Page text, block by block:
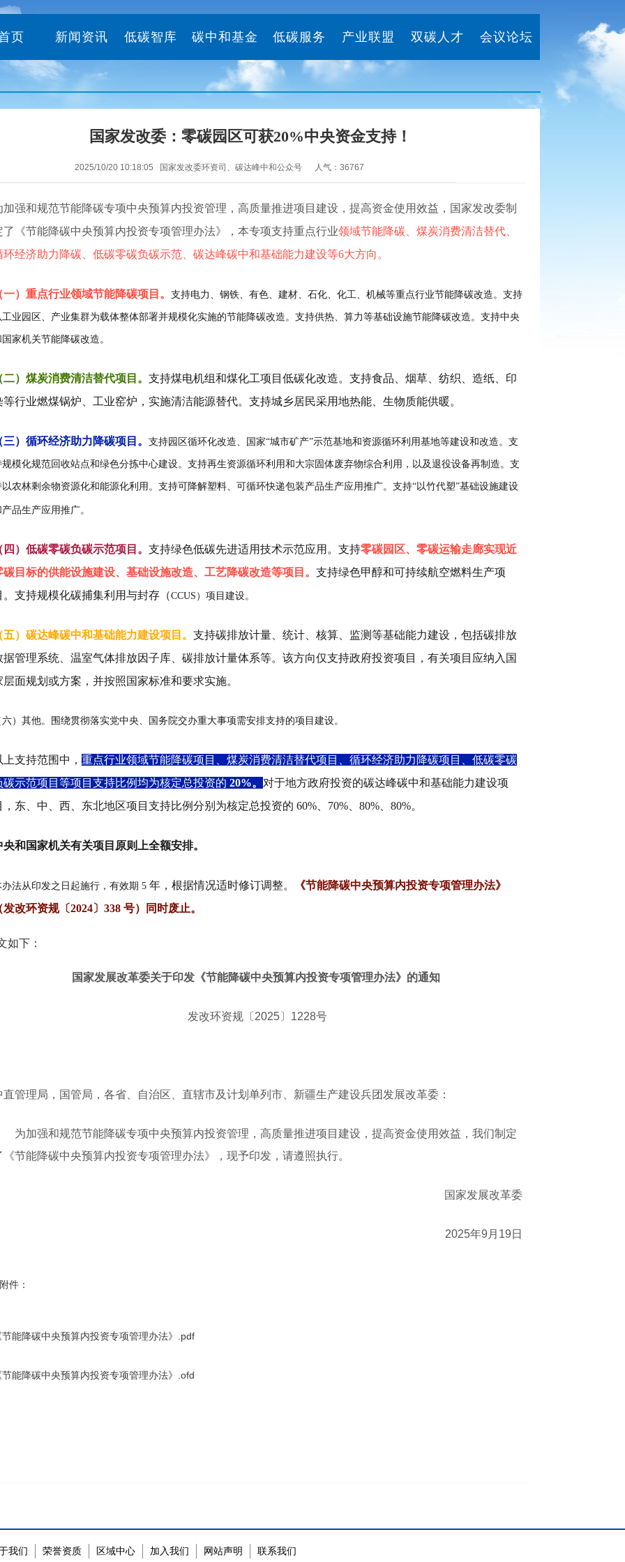
页 新闻资讯 低碳智库 碳中和基金 低碳服务 产业联盟 双碳人才 会议论坛
国家发改委：零碳园区可获20%中央资金支持！
2025/10/20 10:18:05 国家发改委环资司、碳达峰中和公众号 人气：36767
加强和规范节能降碳专项中央预算内投资管理，高质量推进项目建设，提高资金使用效益，国家发改委制
了《节能降碳中央预算内投资专项管理办法》，本专项支持重点行业领域节能降碳、煤炭消费清洁替代、
环经济助力降碳、低碳零碳负碳示范、碳达峰碳中和基础能力建设等6大方向。
一）重点行业领域节能降碳项目。 支持电力、钢铁、有色、建材、石化、化工、机械等重点行业节能降碳改造。支持
工业园区、产业集群为载体整体部署并规模化实施的节能降碳改造。支持供热、算力等基础设施节能降碳改造。支持中央
国家机关节能降碳改造。
二）煤炭消费清洁替代项目 。 支持煤电机组和煤化工项目低碳化改造。支持食品、烟草、纺织、造纸、印
等行业燃煤锅炉、工业窑炉，实施清洁能源替代。支持城乡居民采用地热能、生物质能供暖。
三）循环经济助力降碳项目。 支持园区循环化改造、国家“城市矿产”示范基地和资源循环利用基地等建设和改造。支
规模化规范回收站点和绿色分拣中心建设。支持再生资源循环利用和大宗固体废弃物综合利用，以及退役设备再制造。支
以农林剩余物资源化和能源化利用。支持可降解塑料、可循环快递包装产品生产应用推广。支持“以竹代塑”基础设施建设
品生产应用推广。
四）低碳零碳负碳示范项目。 支持绿色低碳先进适用技术示范应用。支持零碳园区、零碳运输走廊实现近
碳目标的供能设施建设、基础设施改造、工艺降碳改造等项目。 支持绿色甲醇和可持续航空燃料生产项
。支持规模化碳捕集利用与封存（CCUS ）项目建设。
五）碳达峰碳中和基础能力建设项目 。 支持碳排放计量、统计、核算、监测等基础能力建设，包括碳排放
据管理系统、温室气体排放因子库、碳排放计量体系等。该方向仅支持政府投资项目，有关项目应纳入国
层面规划或方案，并按照国家标准和要求实施。
）其他。 围绕贯彻落实党中央、国务院交办重大事项需安排支持的项目建设。
上支持范围中， 重点行业领域节能降碳项目、煤炭消费清洁替代项目、循环经济助力降碳项目、低碳零碳
碳示范项目等项目支持比例均为核定总投资的 20%。 对于地方政府投资的碳达峰碳中和基础能力建设项
，东、中、西、东北地区项目支持比例分别为核定总投资的 60% 70% 80% 80%。
央和国家机关有关项目原则上全额安排。
办法从印发之日起施行，有效期 5 年，根据情况适时修订调整。
《节能降碳中央预算内投资专项管理办法》
发改环资规〔2024〕 338 号）同时废止。
如下：
国家发展改革委关于印发《节能降碳中央预算内投资专项管理办法》的通知
发改环资规〔2025〕1228号
直管理局，国管局，各省、自治区、直辖市及计划单列市、新疆生产建设兵团发展改革委：
加强和规范节能降碳专项中央预算内投资管理，高质量推进项目建设，提高资金使用效益，我们制定
《节能降碳中央预算内投资专项管理办法》，现予印发，请遵照执行。
国家发展改革委
2025年9月19日
附件：
节能降碳中央预算内投资专项管理办法》.pdf
节能降碳中央预算内投资专项管理办法》.ofd
我们 荣誉资质 区域中心 加入我们 网站声明 联系我们